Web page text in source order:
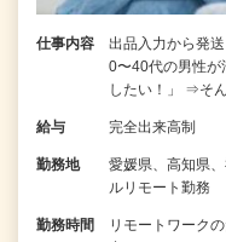
仕事内容
出品入力から発
0〜40代の男性が
したい！」 ⇒そ
給与 完全出来高制
勤務地
愛媛県、高知県
ルリモート勤務
勤務時間
リモートワーク